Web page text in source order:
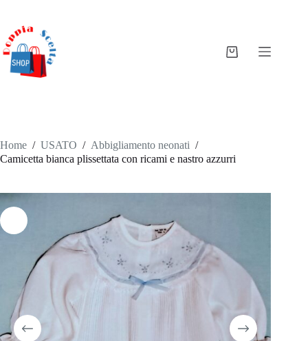
contenuto
Carrello
Home / USATO / Abbigliamento neonati /
Camicetta bianca plissettata con ricami e nastro azzurri